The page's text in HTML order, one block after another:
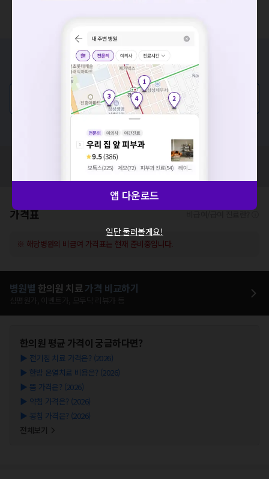
증상/치료, 궁금한 점이 있나요?
의사가 직접 답해드려요!
💬 무엇이든 물어보세요
혹은, 의료상담 서비스에 다양한 게시글 보러가기
혹시 잘못된 병원정보가 있나요?
모두닥 팀에 알려주세요!
가격표
※ 해당병원의 비급여 가격표는 현재 준비중입니다.
병원별 한의원 치료가격 비교하기
한의원 평균 가격이 궁금하다면?
▶ 전기침 치료 가격은? (2026)
▶ 한방 온열치료 비용은? (2026)
▶ 뜸 가격은? (2026)
▶ 약침 가격은? (2026)
▶ 봉침 가격은? (2026)
전체보기
요청하신 작업을 처리하지 못했습니다.
네트워크 또는 서버의 일시적인 오류로, 잠시 후 다시 시도해주
세요. 지속적으로 문제가 발생할 경우 모두닥 채널톡으로 문의
앱 다운로드
일단 둘러볼게요!